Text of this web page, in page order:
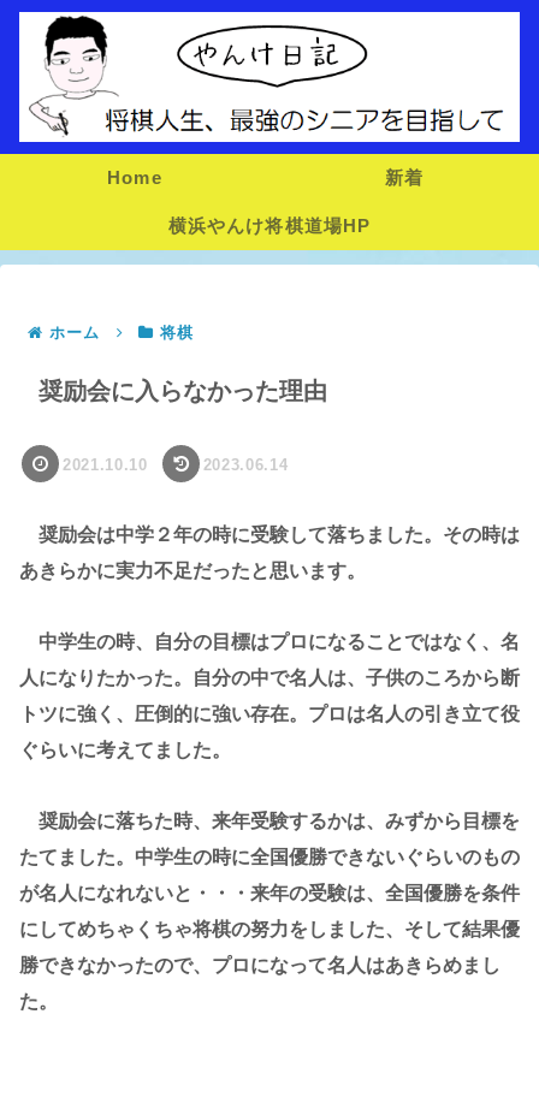
Home 新着
横浜やんけ将棋道場HP
ホーム 将棋
奨励会に入らなかった理由
2021.10.10 2023.06.14
奨励会は中学２年の時に受験して落ちました。その時は
あきらかに実力不足だったと思います。
中学生の時、自分の目標はプロになることではなく、名
人になりたかった。自分の中で名人は、子供のころから断
トツに強く、圧倒的に強い存在。プロは名人の引き立て役
ぐらいに考えてました。
奨励会に落ちた時、来年受験するかは、みずから目標を
たてました。中学生の時に全国優勝できないぐらいのもの
が名人になれないと・・・来年の受験は、全国優勝を条件
にしてめちゃくちゃ将棋の努力をしました、そして結果優
勝できなかったので、プロになって名人はあきらめまし
た。